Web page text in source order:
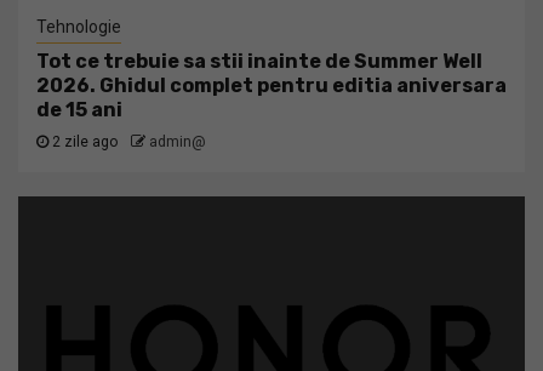
Tehnologie
Tot ce trebuie sa stii inainte de Summer Well
2026. Ghidul complet pentru editia aniversara
de 15 ani
2 zile ago admin@